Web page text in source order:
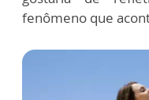
fenômeno que